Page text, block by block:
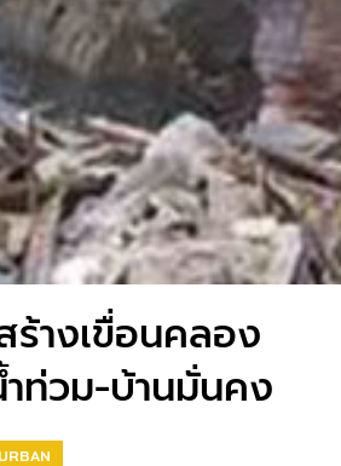
ร้างเขื่อนคลอง
ท่วม-บ้านมั่นคง
URBAN